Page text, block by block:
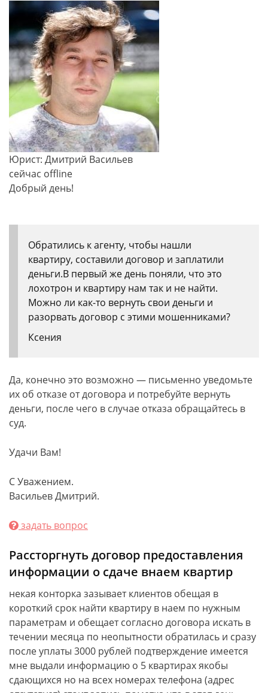
Юрист: Дмитрий Васильев
сейчас offline
Добрый день!
Обратились к агенту, чтобы нашли
квартиру, составили договор и заплатили
деньги.В первый же день поняли, что это
лохотрон и квартиру нам так и не найти.
Можно ли как-то вернуть свои деньги и
разорвать договор с этими мошенниками?
Ксения
Да, конечно это возможно — письменно уведомьте
их об отказе от договора и потребуйте вернуть
деньги, после чего в случае отказа обращайтесь в
суд.
Удачи Вам!
С Уважением.
Васильев Дмитрий.
задать вопрос
Рассторгнуть договор предоставления
информации о сдаче внаем квартир
некая конторка зазывает клиентов обещая в
короткий срок найти квартиру в наем по нужным
параметрам и обещает согласно договора искать в
течении месяца по неопытности обратилась и сразу
после уплаты 3000 рублей подтверждение имеется
мне выдали информацию о 5 квартирах якобы
сдающихся но на всех номерах телефона (адрес